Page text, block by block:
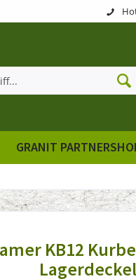
GRANIT
KB12
Lagerdeckel